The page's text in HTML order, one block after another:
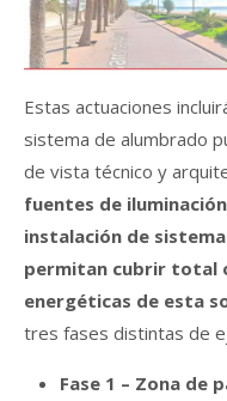
Estas actuaciones
sistema de alumbrado
de vista técnico y
fuentes de
instalación de
permitan cubrir total
energéticas de esta
tres fases distintas de
Fase 1 – Zona de